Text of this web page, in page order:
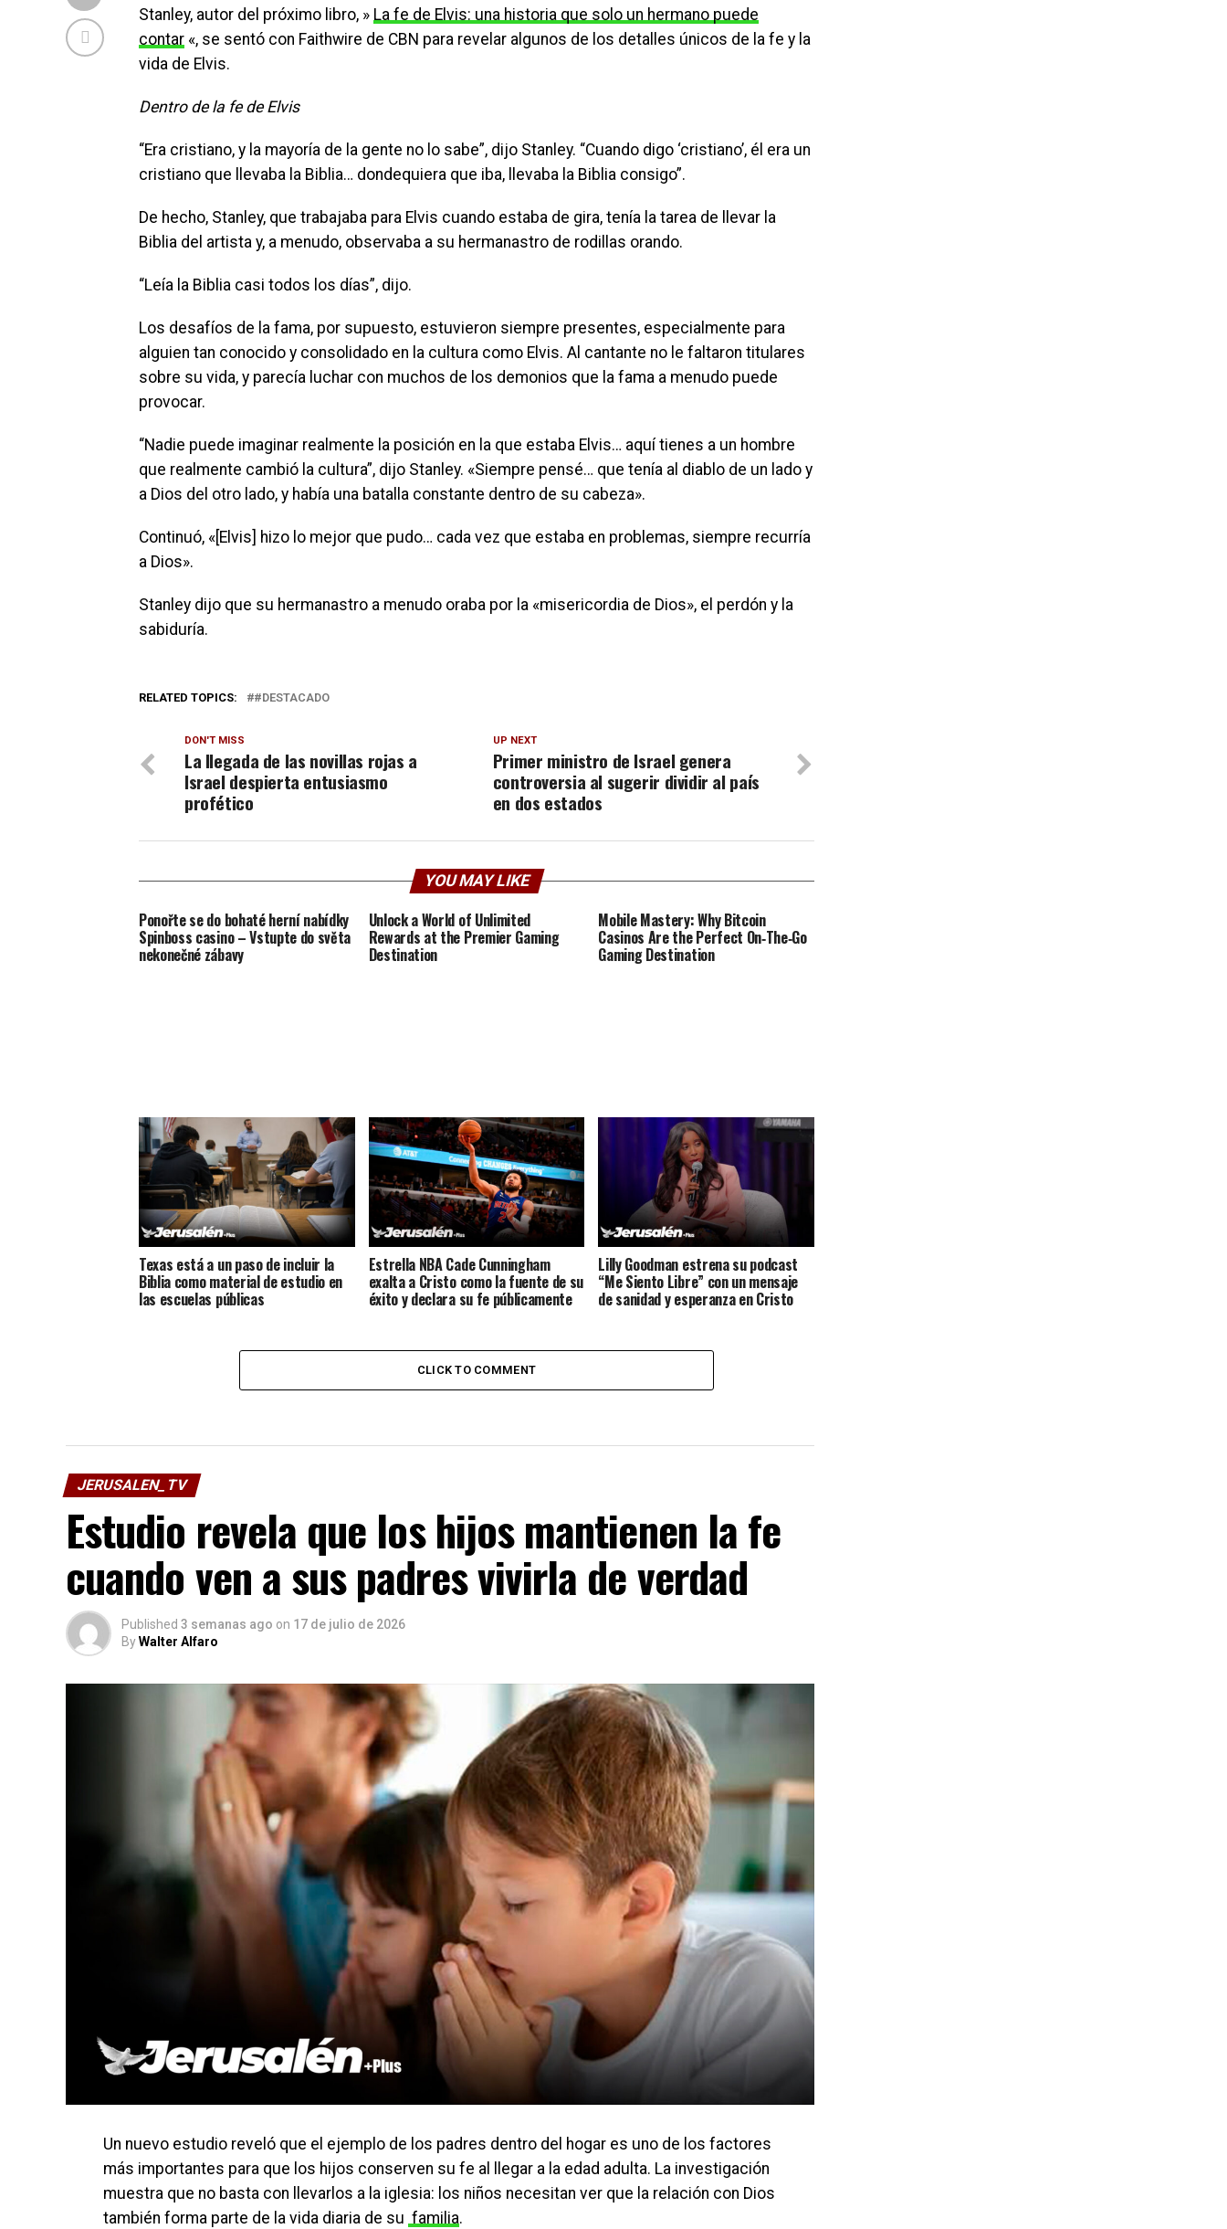
Stanley, autor del próximo libro, » La fe de Elvis: una historia que solo un hermano puede
contar «, se sentó con Faithwire de CBN para revelar algunos de los detalles únicos de la fe y la
vida de Elvis.
Dentro de la fe de Elvis
“Era cristiano, y la mayoría de la gente no lo sabe”, dijo Stanley. “Cuando digo ‘cristiano’, él era un
cristiano que llevaba la Biblia… dondequiera que iba, llevaba la Biblia consigo”.
De hecho, Stanley, que trabajaba para Elvis cuando estaba de gira, tenía la tarea de llevar la
Biblia del artista y, a menudo, observaba a su hermanastro de rodillas orando.
“Leía la Biblia casi todos los días”, dijo.
Los desafíos de la fama, por supuesto, estuvieron siempre presentes, especialmente para
alguien tan conocido y consolidado en la cultura como Elvis. Al cantante no le faltaron titulares
sobre su vida, y parecía luchar con muchos de los demonios que la fama a menudo puede
provocar.
“Nadie puede imaginar realmente la posición en la que estaba Elvis… aquí tienes a un hombre
que realmente cambió la cultura”, dijo Stanley. «Siempre pensé… que tenía al diablo de un lado y
a Dios del otro lado, y había una batalla constante dentro de su cabeza».
Continuó, «[Elvis] hizo lo mejor que pudo… cada vez que estaba en problemas, siempre recurría
a Dios».
Stanley dijo que su hermanastro a menudo oraba por la «misericordia de Dios», el perdón y la
sabiduría.
RELATED TOPICS: #DESTACADO
UP NEXT
Primer ministro de Israel genera
controversia al sugerir dividir al país
en dos estados
DON'T MISS
La llegada de las novillas rojas a
Israel despierta entusiasmo
profético
YOU MAY LIKE
Ponořte se do bohaté herní nabídky
Spinboss casino – Vstupte do světa
nekonečné zábavy
Unlock a World of Unlimited
Rewards at the Premier Gaming
Destination
Mobile Mastery: Why Bitcoin
Casinos Are the Perfect On‑The‑Go
Gaming Destination
Texas está a un paso de incluir la
Biblia como material de estudio en
las escuelas públicas
Estrella NBA Cade Cunningham
exalta a Cristo como la fuente de su
éxito y declara su fe públicamente
Lilly Goodman estrena su podcast
“Me Siento Libre” con un mensaje
de sanidad y esperanza en Cristo
CLICK TO COMMENT
JERUSALEN_TV
Estudio revela que los hijos mantienen la fe
cuando ven a sus padres vivirla de verdad
Published 3 semanas ago on 17 de julio de 2026
ByWalter Alfaro
Un nuevo estudio reveló que el ejemplo de los padres dentro del hogar es uno de los factores
más importantes para que los hijos conserven su fe al llegar a la edad adulta. La investigación
muestra que no basta con llevarlos a la iglesia: los niños necesitan ver que la relación con Dios
también forma parte de la vida diaria de su familia.